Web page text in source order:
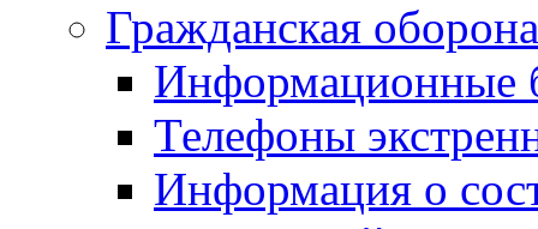
Гражданская
Информационные
Телефоны
Информация о